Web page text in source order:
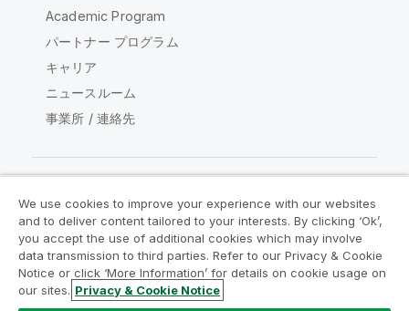
Academic Program
パートナー プログラム
キャリア
ニュースルーム
事業所 / 連絡先
Qlik コミュニティ
法的契約 製品規約
Legal Policies
リーガルポリシー
利用規約
We use cookies to improve your experience with our websites
and to deliver content tailored to your interests. By clicking ‘Ok’,
you accept the use of additional cookies which may involve
data transmission to third parties. Refer to our Privacy & Cookie
Notice or click ‘More Information’ for details on cookie usage on
our sites. Privacy & Cookie Notice